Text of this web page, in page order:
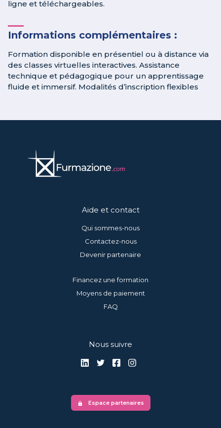
ligne et téléchargeables.
Informations complémentaires :
Formation disponible en présentiel ou à distance via
des classes virtuelles interactives. Assistance
technique et pédagogique pour un apprentissage
fluide et immersif. Modalités d’inscription flexibles
Aide et contact
Qui sommes-nous
Contactez-nous
Devenir partenaire
Financez une formation
Moyens de paiement
FAQ
Nous suivre
lock Espace partenaires